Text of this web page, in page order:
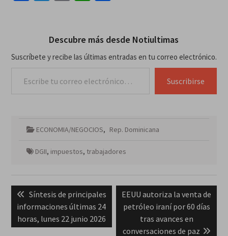
Descubre más desde Notiultimas
Suscríbete y recibe las últimas entradas en tu correo electrónico.
Suscribirse
ECONOMIA/NEGOCIOS, Rep. Dominicana
DGII, impuestos, trabajadores
Navegación
de
entradas
Previous
post:
Síntesis de principales
informaciones últimas 24
horas, lunes 22 junio 2026
Next
post:
EEUU autoriza la venta de
petróleo iraní por 60 días
tras avances en
conversaciones de paz